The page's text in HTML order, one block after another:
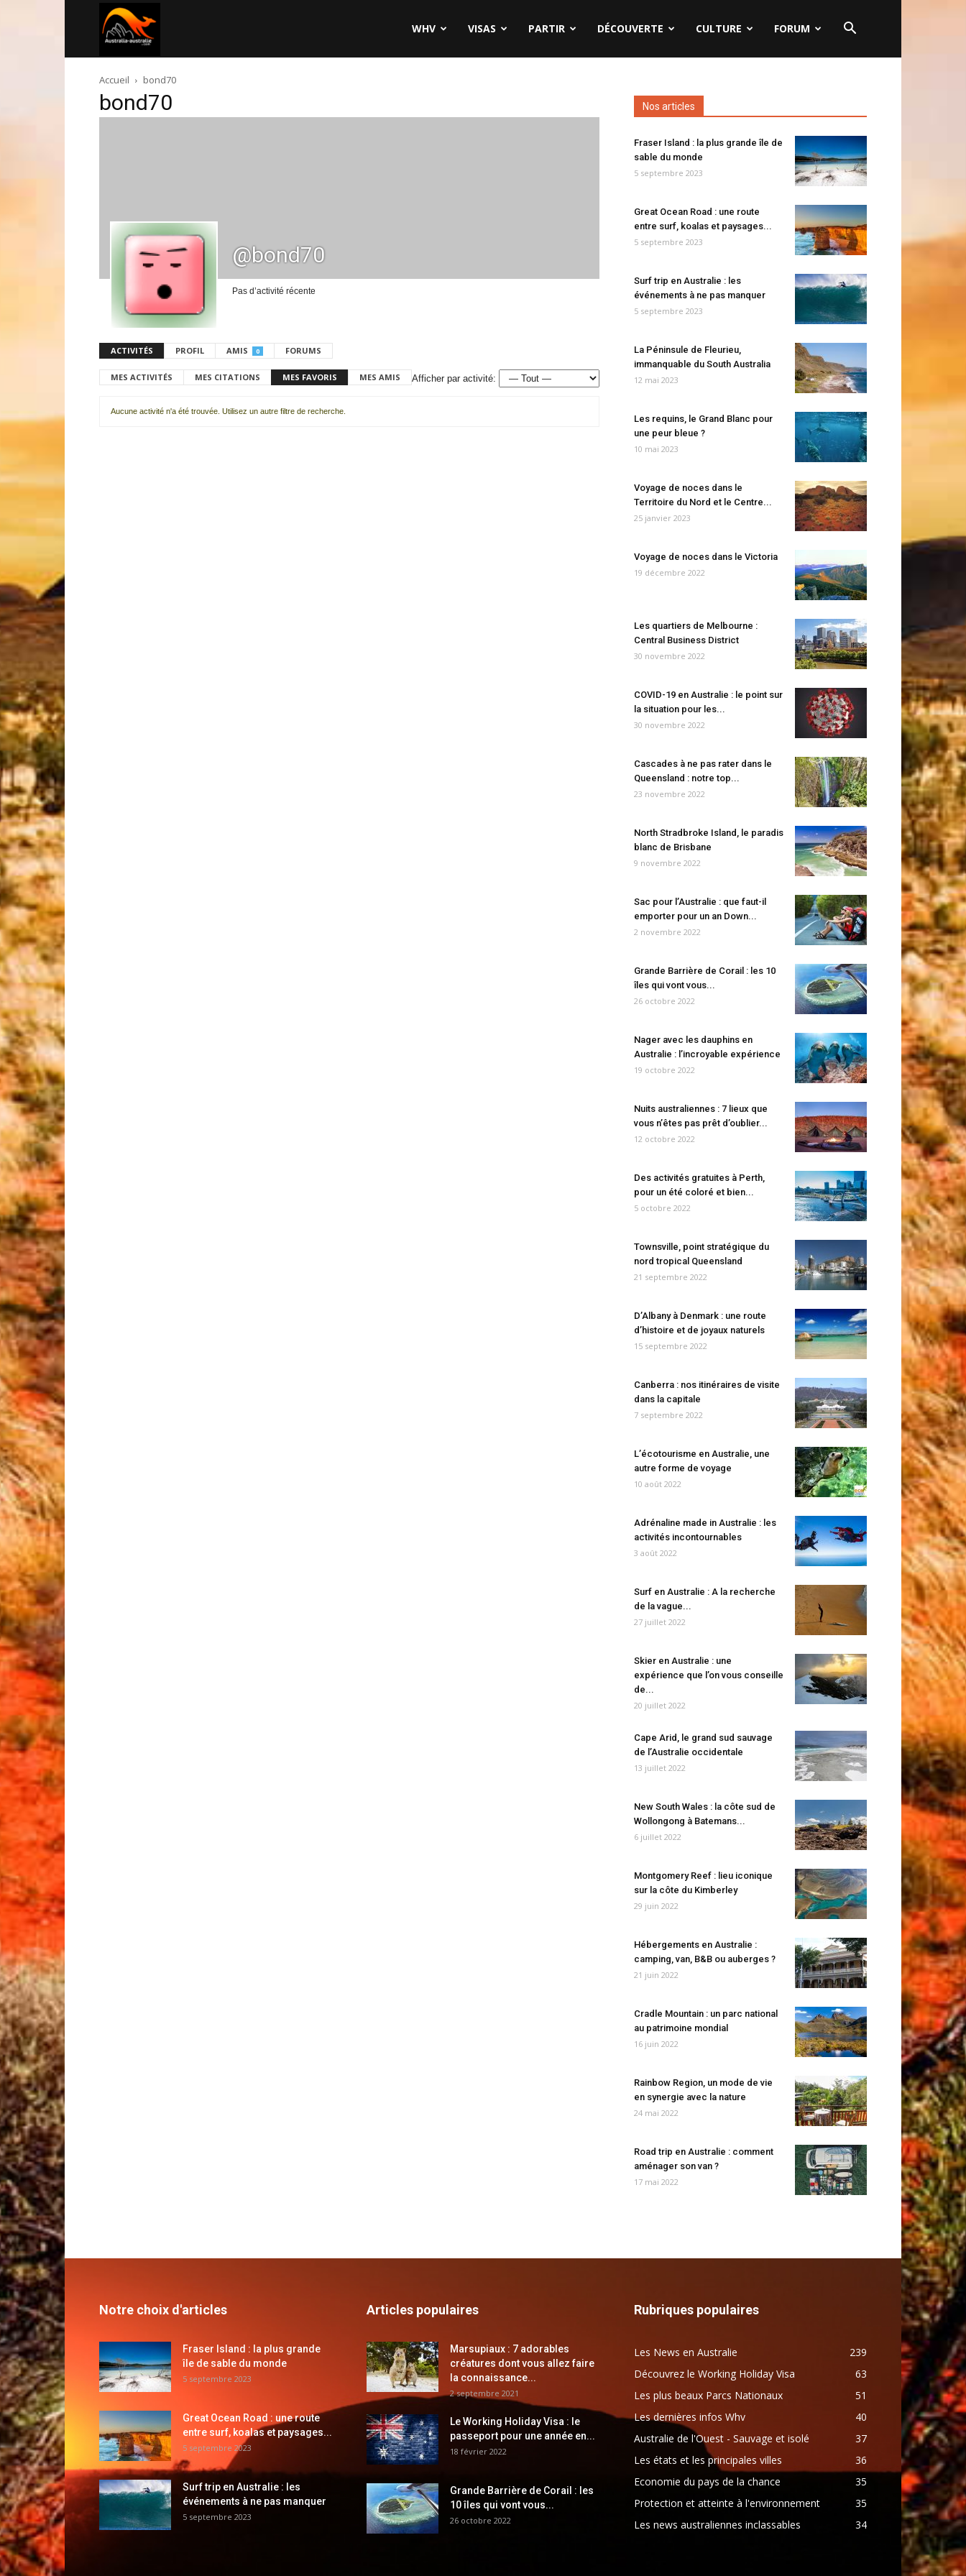
australie.com
WHV VISAS PARTIR DÉCOUVERTE CULTURE FORUM
Accueil bond70
bond70
@bond70
Pas d’activité récente
ACTIVITÉS PROFIL AMIS 0 FORUMS
MES ACTIVITÉS MES CITATIONS MES FAVORIS MES AMIS Afficher par activité:
Aucune activité n'a été trouvée. Utilisez un autre filtre de recherche.
Nos articles
Fraser Island : la plus grande île de
sable du monde
5 septembre 2023
Great Ocean Road : une route
entre surf, koalas et paysages...
5 septembre 2023
Surf trip en Australie : les
événements à ne pas manquer
5 septembre 2023
La Péninsule de Fleurieu,
immanquable du South Australia
12 mai 2023
Les requins, le Grand Blanc pour
une peur bleue ?
10 mai 2023
Voyage de noces dans le
Territoire du Nord et le Centre...
25 janvier 2023
Voyage de noces dans le Victoria
19 décembre 2022
Les quartiers de Melbourne :
Central Business District
30 novembre 2022
COVID-19 en Australie : le point sur
la situation pour les...
30 novembre 2022
Cascades à ne pas rater dans le
Queensland : notre top...
23 novembre 2022
North Stradbroke Island, le paradis
blanc de Brisbane
9 novembre 2022
Sac pour l’Australie : que faut-il
emporter pour un an Down...
2 novembre 2022
Grande Barrière de Corail : les 10
îles qui vont vous...
26 octobre 2022
Nager avec les dauphins en
Australie : l’incroyable expérience
19 octobre 2022
Nuits australiennes : 7 lieux que
vous n’êtes pas prêt d’oublier...
12 octobre 2022
Des activités gratuites à Perth,
pour un été coloré et bien...
5 octobre 2022
Townsville, point stratégique du
nord tropical Queensland
21 septembre 2022
D’Albany à Denmark : une route
d’histoire et de joyaux naturels
15 septembre 2022
Canberra : nos itinéraires de visite
dans la capitale
7 septembre 2022
L’écotourisme en Australie, une
autre forme de voyage
10 août 2022
Adrénaline made in Australie : les
activités incontournables
3 août 2022
Surf en Australie : A la recherche
de la vague...
27 juillet 2022
Skier en Australie : une
expérience que l’on vous conseille
de...
20 juillet 2022
Cape Arid, le grand sud sauvage
de l’Australie occidentale
13 juillet 2022
New South Wales : la côte sud de
Wollongong à Batemans...
6 juillet 2022
Montgomery Reef : lieu iconique
sur la côte du Kimberley
29 juin 2022
Hébergements en Australie :
camping, van, B&B ou auberges ?
21 juin 2022
Cradle Mountain : un parc national
au patrimoine mondial
16 juin 2022
Rainbow Region, un mode de vie
en synergie avec la nature
24 mai 2022
Road trip en Australie : comment
aménager son van ?
17 mai 2022
Notre choix d'articles
Fraser Island : la plus grande
île de sable du monde
5 septembre 2023
Great Ocean Road : une route
entre surf, koalas et paysages...
5 septembre 2023
Surf trip en Australie : les
événements à ne pas manquer
5 septembre 2023
Articles populaires
Marsupiaux : 7 adorables
créatures dont vous allez faire
la connaissance...
2 septembre 2021
Le Working Holiday Visa : le
passeport pour une année en...
18 février 2022
Grande Barrière de Corail : les
10 îles qui vont vous...
26 octobre 2022
Rubriques populaires
Les News en Australie
239
Découvrez le Working Holiday Visa
63
Les plus beaux Parcs Nationaux
51
Les dernières infos Whv
40
Australie de l'Ouest - Sauvage et isolé
37
Les états et les principales villes
36
Economie du pays de la chance
35
Protection et atteinte à l'environnement
35
Les news australiennes inclassables
34